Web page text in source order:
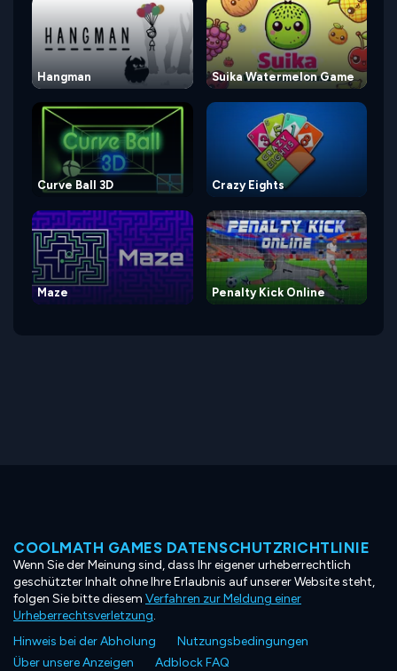
Hangman Suika Watermelon Game
Curve Ball 3D Crazy Eights
Maze Penalty Kick Online
COOLMATH GAMES DATENSCHUTZRICHTLINIE
Wenn Sie der Meinung sind, dass Ihr eigener urheberrechtlich
geschützter Inhalt ohne Ihre Erlaubnis auf unserer Website steht,
folgen Sie bitte diesem Verfahren zur Meldung einer
Urheberrechtsverletzung.
Hinweis bei der Abholung
Nutzungsbedingungen
Über unsere Anzeigen
Adblock FAQ